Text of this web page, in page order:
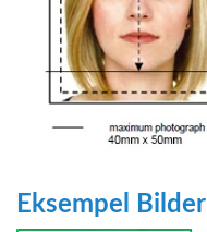
Eksempel Bilder